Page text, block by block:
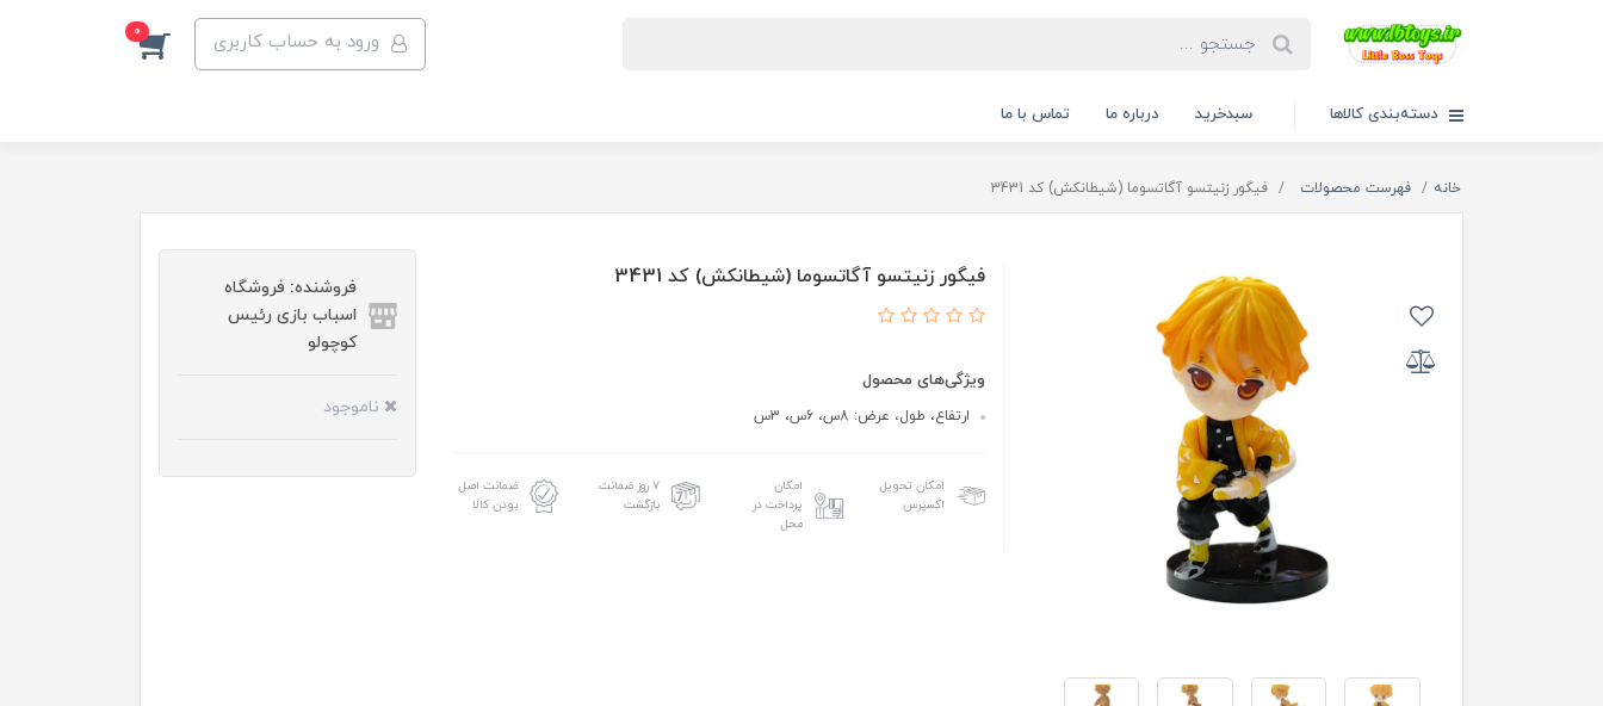
ورود به حساب کاربری 0
دسته‌بندی کالاها سبدخرید درباره ما تماس با ما
خانه فهرست محصولات فیگور زنیتسو آگاتسوما (شیطانکش) کد 3431
فیگور زنیتسو آگاتسوما (شیطانکش) کد 3431
ویژگی‌های محصول
ارتفاع، طول، عرض: 8س، 6س، 3س
امکان تحویل
اکسپرس
امکان
پرداخت در
محل
۷ روز ضمانت
بازگشت
ضمانت اصل
بودن کالا
فروشنده: فروشگاه
اسباب بازی رئیس
کوچولو
ناموجود